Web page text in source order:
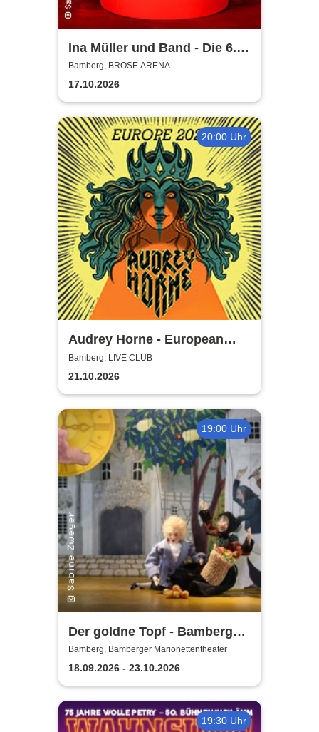
Ina Müller und Band - Die 6.0
Tour
Bamberg, BROSE ARENA
17.10.2026
20:00 Uhr
Audrey Horne - European
Album Tour 2026
Bamberg, LIVE CLUB
21.10.2026
19:00 Uhr
Der goldne Topf - Bamberger
Marionettentheater
Bamberg, Bamberger Marionettentheater
18.09.2026 - 23.10.2026
19:30 Uhr